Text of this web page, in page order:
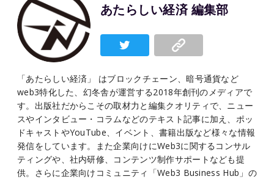
あたらしい経済 編集部
「あたらしい経済」 はブロックチェーン、暗号通貨など
web3特化した、幻冬舎が運営する2018年創刊のメディアで
す。出版社だからこその取材力と編集クオリティで、ニュー
スやインタビュー・コラムなどのテキスト記事に加え、ポッ
ドキャストやYouTube、イベント、書籍出版など様々な情報
発信をしています。また企業向けにWeb3に関するコンサル
ティングや、社内研修、コンテンツ制作サポートなども提
供。さらに企業向けコミュニティ「Web3 Business Hub」の